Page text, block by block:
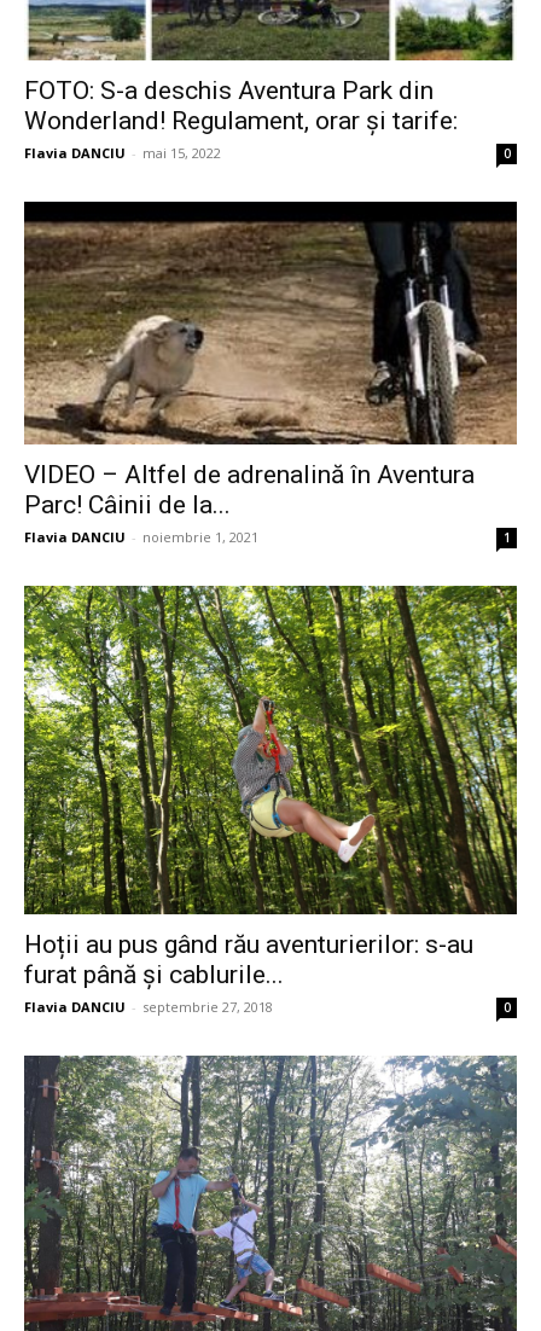
FOTO: S-a deschis Aventura Park din
Wonderland! Regulament, orar și tarife:
Flavia DANCIU - mai 15, 2022 0
VIDEO – Altfel de adrenalină în Aventura
Parc! Câinii de la...
Flavia DANCIU - noiembrie 1, 2021 1
Hoții au pus gând rău aventurierilor: s-au
furat până și cablurile...
Flavia DANCIU - septembrie 27, 2018 0